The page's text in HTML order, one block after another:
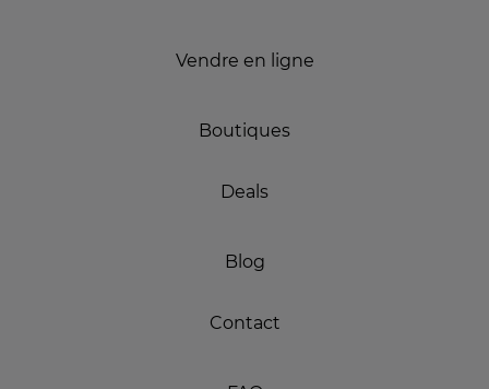
Vendre en ligne
Boutiques
Deals
Blog
Contact